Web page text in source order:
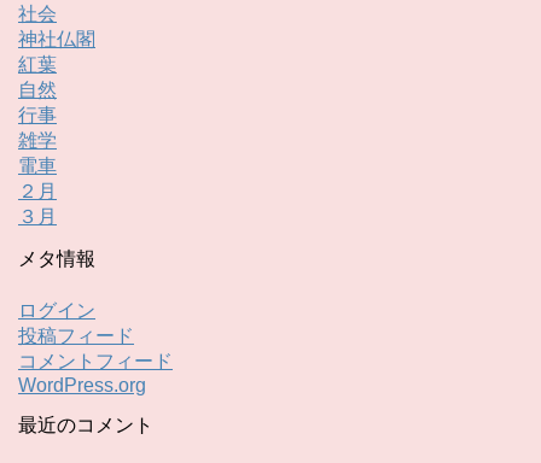
社会
神社仏閣
紅葉
自然
行事
雑学
電車
２月
３月
メタ情報
ログイン
投稿フィード
コメントフィード
WordPress.org
最近のコメント